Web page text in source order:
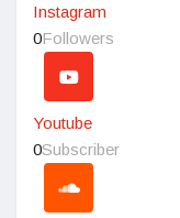
Instagram
0Followers
Youtube
0Subscriber